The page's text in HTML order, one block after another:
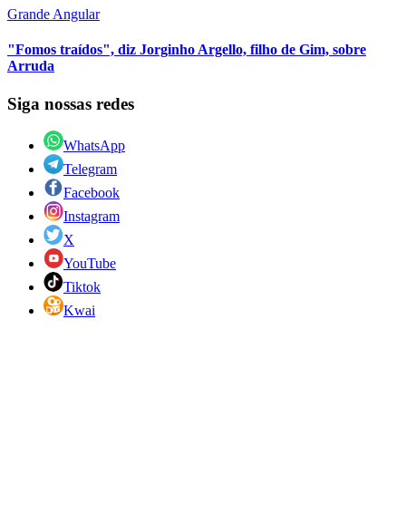
Grande Angular
"Fomos traídos", diz Jorginho Argello, filho de Gim, sobre
Arruda
Siga nossas redes
WhatsApp
Telegram
Facebook
Instagram
X
YouTube
Tiktok
Kwai